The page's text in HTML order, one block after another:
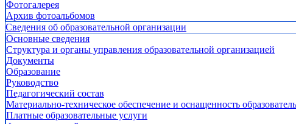
Фотогалерея
Архив фотоальбомов
Сведения об образовательной организации
Основные сведения
Структура и органы управления образовательной организацией
Документы
Образование
Руководство
Педагогический состав
Материально-техническое обеспечение и оснащенность
Платные образовательные услуги